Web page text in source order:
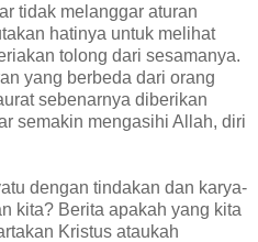
tidak melanggar aturan
hatinya untuk melihat
tolong dari sesamanya.
yang berbeda dari orang
sebenarnya diberikan
semakin mengasihi Allah, diri
dengan tindakan dan karya-
kita? Berita apakah yang kita
Kristus ataukah